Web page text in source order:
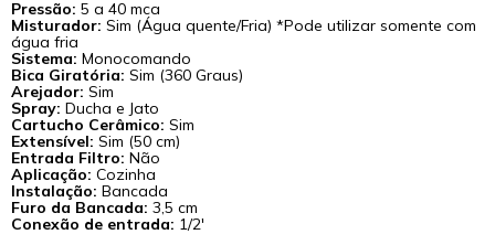
Pressão: 5 a 40 mca
Misturador: Sim (Água quente/Fria) *Pode utilizar somente com
água fria
Sistema: Monocomando
Bica Giratória:Sim (360 Graus)
Arejador:Sim
Spray: Ducha e Jato
Cartucho Cerâmico: Sim
Extensível:Sim (50 cm)
Entrada Filtro:Não
Aplicação:Cozinha
Instalação:Bancada
Furo da Bancada:3,5 cm
Conexão de entrada: 1/2'